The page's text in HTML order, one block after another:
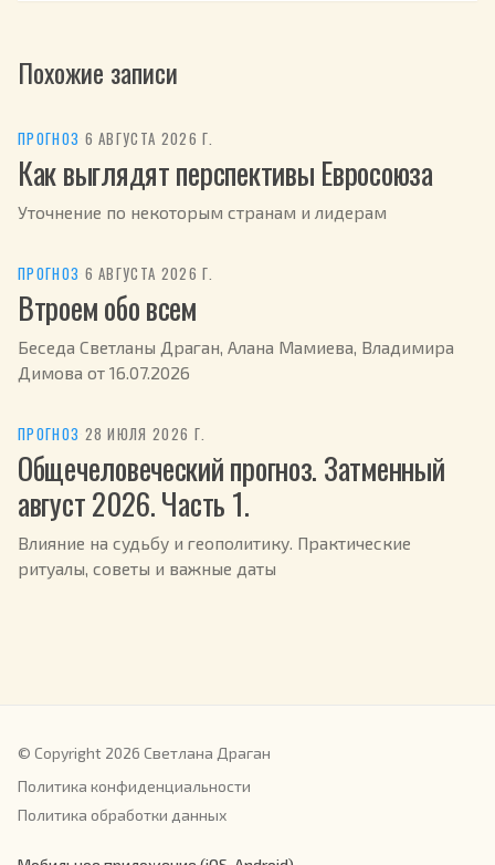
Похожие записи
ПРОГНОЗ 6 АВГУСТА 2026 Г.
Как выглядят перспективы Евросоюза
Уточнение по некоторым странам и лидерам
ПРОГНОЗ 6 АВГУСТА 2026 Г.
Втроем обо всем
Беседа Светланы Драган, Алана Мамиева, Владимира
Димова от 16.07.2026
ПРОГНОЗ 28 ИЮЛЯ 2026 Г.
Общечеловеческий прогноз. Затменный
август 2026. Часть 1.
Влияние на судьбу и геополитику. Практические
ритуалы, советы и важные даты
© Copyright 2026 Светлана Драган
Политика конфиденциальности
Политика обработки данных